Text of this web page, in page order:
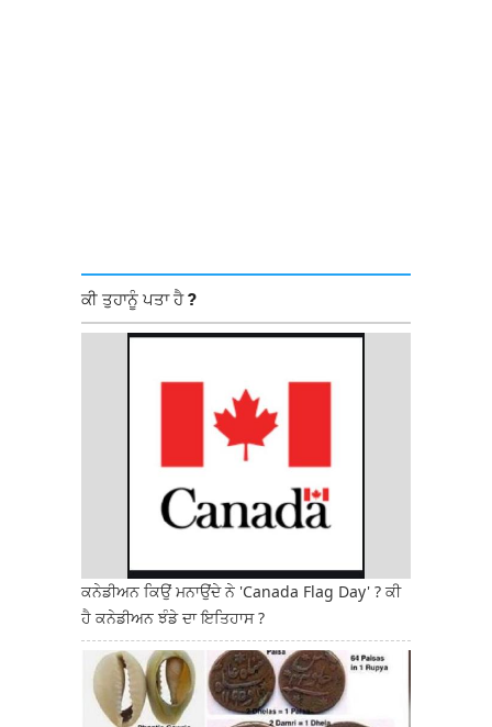
ਕੀ ਤੁਹਾਨੂੰ ਪਤਾ ਹੈ ?
ਕਨੇਡੀਅਨ ਕਿਉਂ ਮਨਾਉਂਦੇ ਨੇ 'Canada Flag Day' ? ਕੀ
ਹੈ ਕਨੇਡੀਅਨ ਝੰਡੇ ਦਾ ਇਤਿਹਾਸ ?